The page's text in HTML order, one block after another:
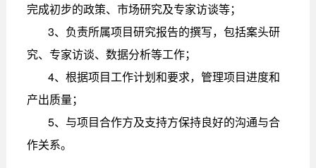
完成初步的政策、市场研究及专家访谈等；
3、负责所属项目研究报告的撰写，包括案头研
究、专家访谈、数据分析等工作；
4、根据项目工作计划和要求，管理项目进度和
产出质量；
5、与项目合作方及支持方保持良好的沟通与合
作关系。